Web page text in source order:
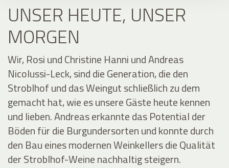
UNSER HEUTE, UNSER
MORGEN
Wir, Rosi und Christine Hanni und Andreas
Nicolussi-Leck, sind die Generation, die den
Stroblhof und das Weingut schließlich zu dem
gemacht hat, wie es unsere Gäste heute kennen
und lieben. Andreas erkannte das Potential der
Böden für die Burgundersorten und konnte durch
den Bau eines modernen Weinkellers die Qualität
der Stroblhof-Weine nachhaltig steigern.